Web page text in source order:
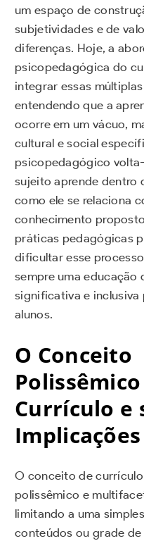
um espaço de
subjetividades e de
diferenças. Hoje, a
psicopedagógica do
integrar essas
entendendo que a
ocorre em um vácuo,
cultural e social
psicopedagógico
sujeito aprende dentro
como ele se relaciona
conhecimento
práticas pedagógicas
dificultar esse
sempre uma educação
significativa e inclusiva
alunos.
O Conceito
Currículo e
Implicações
O conceito de
polissêmico e
limitando a uma
conteúdos ou grade de